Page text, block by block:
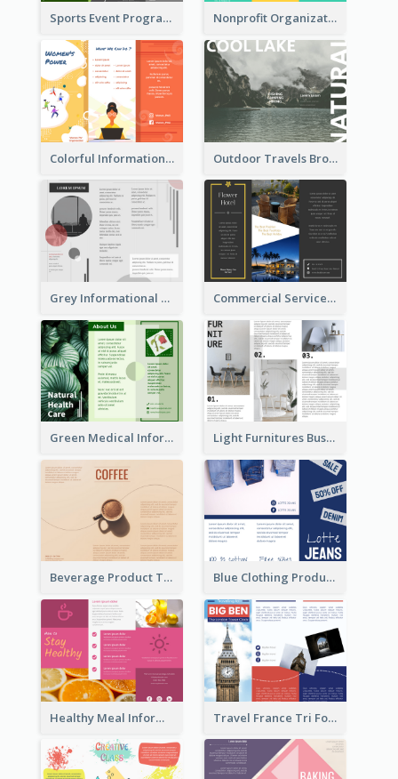
Sports Event Program Informational Tri Fold Brochure Nonprofit Organization Animal Informational Tri Fold Brochure
Colorful Informational Tri Fold Brochure Outdoor Travels Brochure
Grey Informational Tri Fold Brochure Commercial Services Tri Fold Brochure
Green Medical Informational Tri Fold Brochure Light Furnitures Business Tri Fold Brochure
Beverage Product Tri Fold Brochure Blue Clothing Product Informational Tri Fold Brochure
Healthy Meal Informational Tri Fold Brochure Travel France Tri Fold Brochure